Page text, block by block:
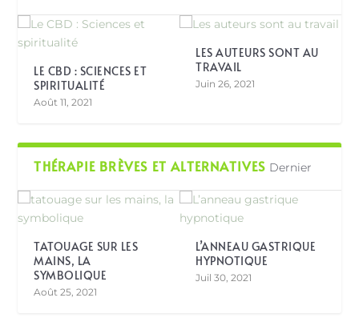
LE CBD : SCIENCES ET
SPIRITUALITÉ
Août 11, 2021
LES AUTEURS SONT AU
TRAVAIL
Juin 26, 2021
THÉRAPIE BRÈVES ET ALTERNATIVES Dernier
TATOUAGE SUR LES
MAINS, LA
SYMBOLIQUE
Août 25, 2021
L’ANNEAU GASTRIQUE
HYPNOTIQUE
Juil 30, 2021